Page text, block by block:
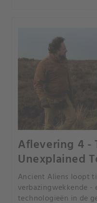
Aflevering 4 -
Unexplained
Ancient Aliens loopt
verbazingwekkende -
technologieën in de